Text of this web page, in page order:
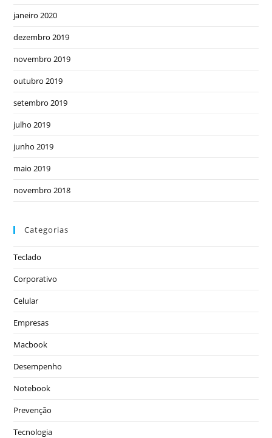
janeiro 2020
dezembro 2019
novembro 2019
outubro 2019
setembro 2019
julho 2019
junho 2019
maio 2019
novembro 2018
Categorias
Teclado
Corporativo
Celular
Empresas
Macbook
Desempenho
Notebook
Prevenção
Tecnologia